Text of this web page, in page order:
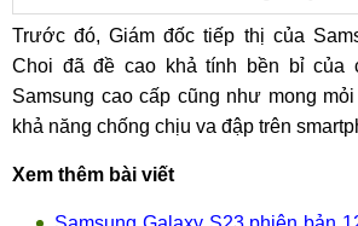
Trước đó, Giám đốc tiếp thị của
Choi đã đề cao khả tính bền bỉ của
Samsung cao cấp cũng như mong
khả năng chống chịu va đập trên
Xem thêm bài viết